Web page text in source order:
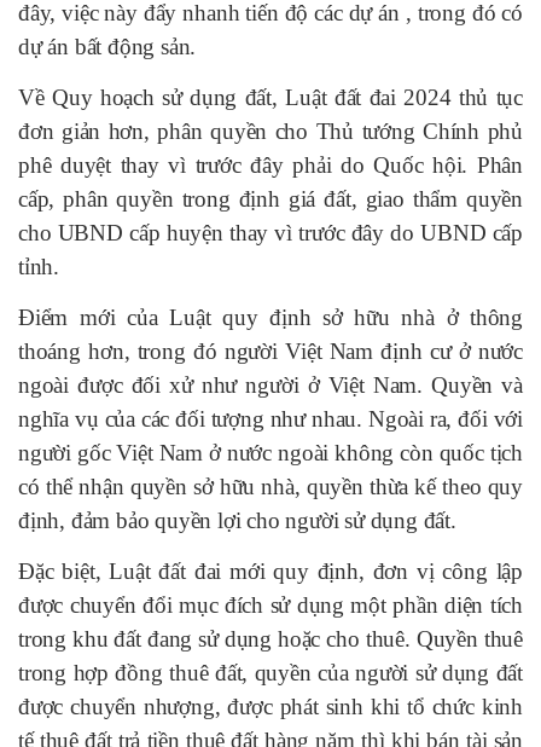
đây, việc này đẩy nhanh tiến độ các dự án , trong đó có
dự án bất động sản.
Về Quy hoạch sử dụng đất, Luật đất đai 2024 thủ tục
đơn giản hơn, phân quyền cho Thủ tướng Chính phủ
phê duyệt thay vì trước đây phải do Quốc hội. Phân
cấp, phân quyền trong định giá đất, giao thẩm quyền
cho UBND cấp huyện thay vì trước đây do UBND cấp
tỉnh.
Điểm mới của Luật quy định sở hữu nhà ở thông
thoáng hơn, trong đó người Việt Nam định cư ở nước
ngoài được đối xử như người ở Việt Nam. Quyền và
nghĩa vụ của các đối tượng như nhau. Ngoài ra, đối với
người gốc Việt Nam ở nước ngoài không còn quốc tịch
có thể nhận quyền sở hữu nhà, quyền thừa kế theo quy
định, đảm bảo quyền lợi cho người sử dụng đất.
Đặc biệt, Luật đất đai mới quy định, đơn vị công lập
được chuyển đổi mục đích sử dụng một phần diện tích
trong khu đất đang sử dụng hoặc cho thuê. Quyền thuê
trong hợp đồng thuê đất, quyền của người sử dụng đất
được chuyển nhượng, được phát sinh khi tổ chức kinh
tế thuê đất trả tiền thuê đất hàng năm thì khi bán tài sản